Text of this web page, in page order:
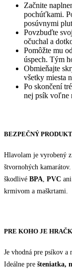
Začnite
pochúťkami.
posúvnymi
Povzbuďte
očuchal a
Pomôžte mu
úspech. Tým
Obmieňajte
všetky miesta
Po skončení
nej psík voľne
BEZPEČNÝ PRODUKT
Hlavolam je vyrobený
štvornohých
škodlivé BPA, PVC ani
krmivom a maškrtami.
PRE KOHO JE
Je vhodná pre psíkov
Ideálne pre šteniatka,